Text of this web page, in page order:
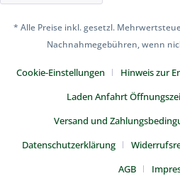
* Alle Preise inkl. gesetzl.
Nachnahmegebühren, wenn
Cookie-Einstellungen
Hinweis zur
Laden Anfahrt
Versand und
Datenschutzerklärung
AGB